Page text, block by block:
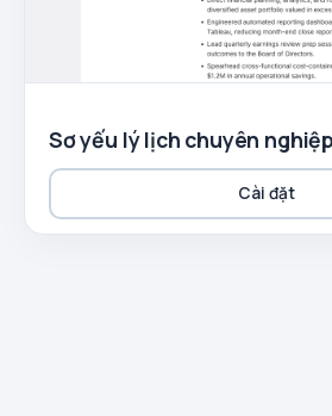
Sơ yếu lý lịch chuyên nghiệp
Cài đặt